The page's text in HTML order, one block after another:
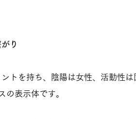
り
トを持ち、陰陽は女性、活動性
の表示体です。